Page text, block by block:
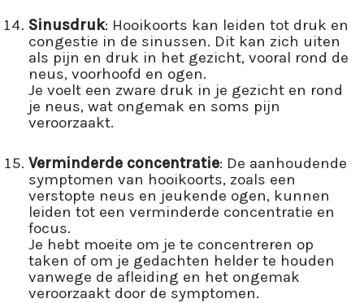
Sinusdruk: Hooikoorts kan leiden tot druk en
congestie in de sinussen. Dit kan zich uiten
als pijn en druk in het gezicht, vooral rond de
neus, voorhoofd en ogen.
Je voelt een zware druk in je gezicht en rond
je neus, wat ongemak en soms pijn
veroorzaakt.
Verminderde concentratie: De aanhoudende
symptomen van hooikoorts, zoals een
verstopte neus en jeukende ogen, kunnen
leiden tot een verminderde concentratie en
focus.
Je hebt moeite om je te concentreren op
taken of om je gedachten helder te houden
vanwege de afleiding en het ongemak
veroorzaakt door de symptomen.